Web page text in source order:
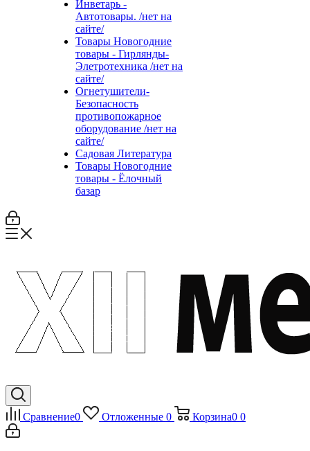
Инветарь -
Автотовары. /нет на
сайте/
Товары Новогодние
товары - Гирлянды-
Элетротехника /нет на
сайте/
Огнетушители-
Безопасность
противопожарное
оборудование /нет на
сайте/
Садовая Литература
Товары Новогодние
товары - Ёлочный
базар
Сравнение0 Отложенные 0 Корзина0 0